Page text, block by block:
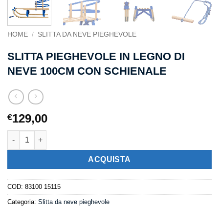
HOME / SLITTA DA NEVE PIEGHEVOLE
SLITTA PIEGHEVOLE IN LEGNO DI
NEVE 100CM CON SCHIENALE
€129,00
Slitta Pieghevole in Legno di Neve 100cm con schienale
ACQUISTA
COD: 83100 15115
Categoria: Slitta da neve pieghevole